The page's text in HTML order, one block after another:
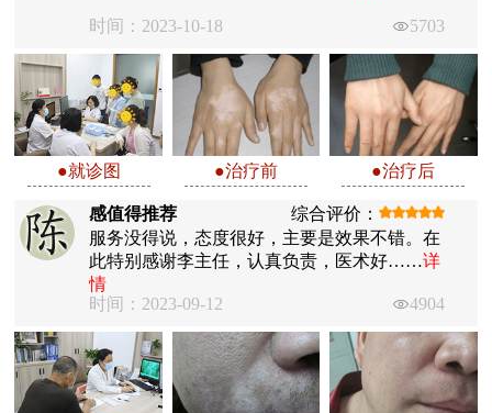
时间：2023-10-18 5703
●就诊图 ●治疗前 ●治疗后
感值得推荐
综合评价：
服务没得说，态度很好，主要是效果不错。在
此特别感谢李主任，认真负责，医术好……详
情
时间：2023-09-12
4904